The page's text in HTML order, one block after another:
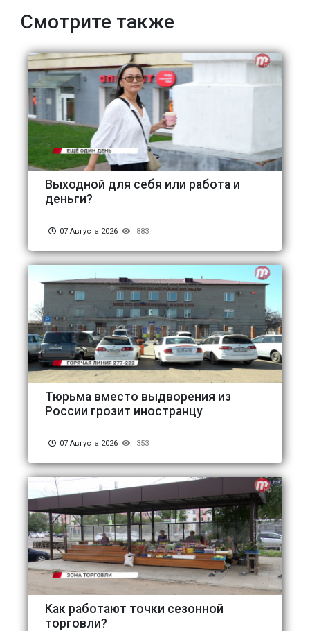
Смотрите также
Выходной для себя или работа и
деньги?
07 Августа 2026 883
Тюрьма вместо выдворения из
России грозит иностранцу
07 Августа 2026 353
Как работают точки сезонной
торговли?